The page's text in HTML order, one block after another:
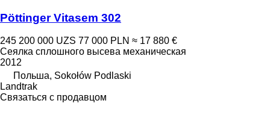
Pöttinger Vitasem 302
245 200 000 UZS 77 000 PLN ≈ 17 880 €
Сеялка сплошного высева механическая
2012
Польша, Sokołów Podlaski
Landtrak
Связаться с продавцом